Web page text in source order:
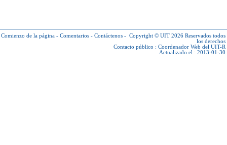
Comienzo de la página - Comentarios - Contáctenos - Copyright © UIT 2026 Reservados todos
los derechos
Contacto público : Coordenador Web del UIT-R
Actualizado el : 2013-01-30